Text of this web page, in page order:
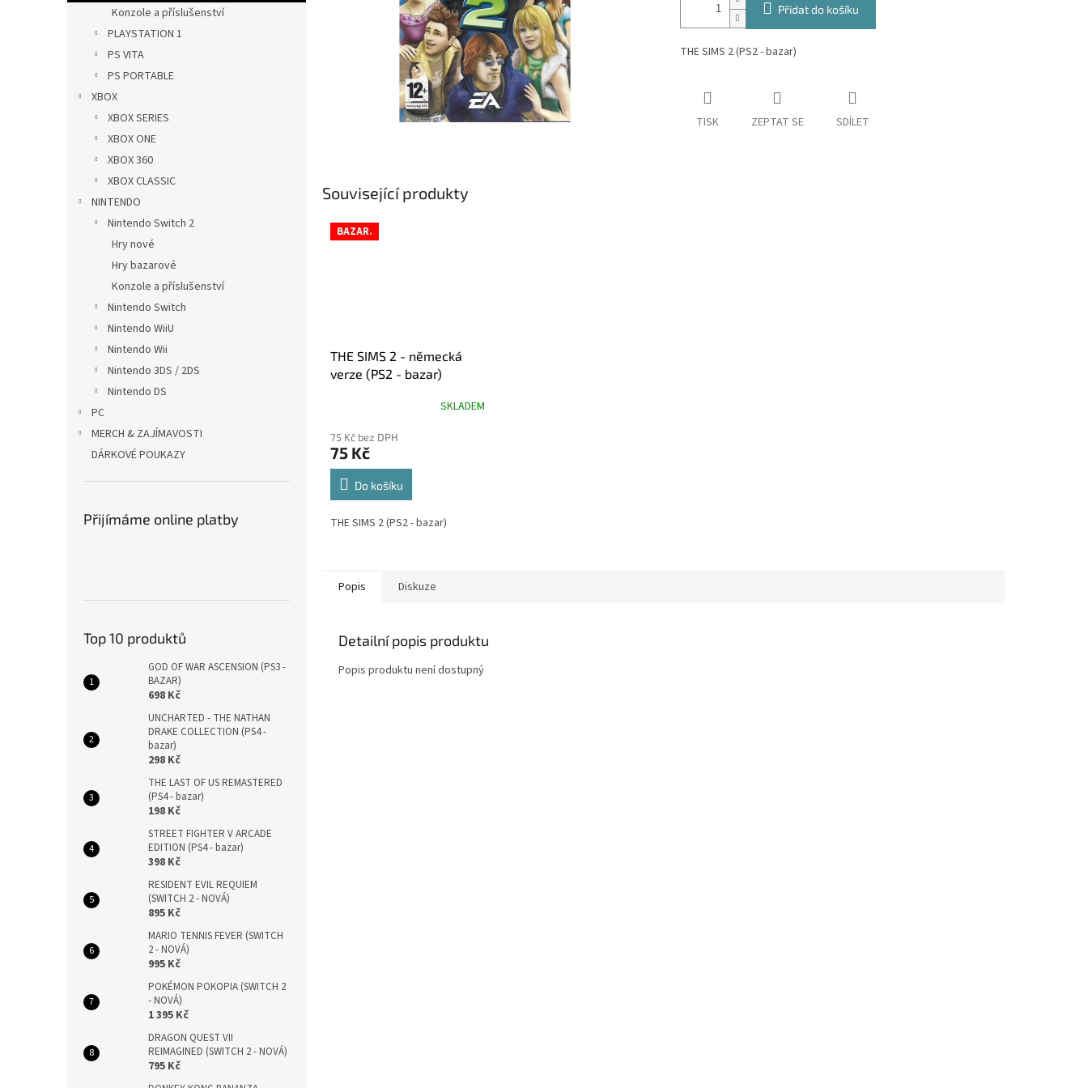
n
Konzole a příslušenství
PLAYSTATION 1
PS VITA
PS PORTABLE
XBOX
XBOX SERIES
XBOX ONE
XBOX 360
XBOX CLASSIC
NINTENDO
Nintendo Switch 2
Hry nové
Hry bazarové
Konzole a příslušenství
Nintendo Switch
Nintendo WiiU
Nintendo Wii
Nintendo 3DS / 2DS
Nintendo DS
PC
MERCH & ZAJÍMAVOSTI
DÁRKOVÉ POUKAZY
Přijímáme online platby
Top 10 produktů
GOD OF WAR ASCENSION (PS3 -
BAZAR)
698 Kč
UNCHARTED - THE NATHAN
DRAKE COLLECTION (PS4 -
bazar)
298 Kč
THE LAST OF US REMASTERED
(PS4 - bazar)
198 Kč
STREET FIGHTER V ARCADE
EDITION (PS4 - bazar)
398 Kč
RESIDENT EVIL REQUIEM
(SWITCH 2 - NOVÁ)
895 Kč
MARIO TENNIS FEVER (SWITCH
2 - NOVÁ)
995 Kč
POKÉMON POKOPIA (SWITCH 2
- NOVÁ)
1 395 Kč
DRAGON QUEST VII
REIMAGINED (SWITCH 2 - NOVÁ)
795 Kč
Přidat do košíku
THE SIMS 2 (PS2 - bazar)
TISK ZEPTAT SE SDÍLET
Související produkty
BAZAR.
THE SIMS 2 - německá
verze (PS2 - bazar)
SKLADEM
75 Kč bez DPH
75 Kč
Do košíku
THE SIMS 2 (PS2 - bazar)
Popis Diskuze
Detailní popis produktu
Popis produktu není dostupný